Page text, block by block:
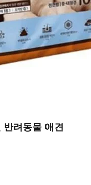
려동물 애견